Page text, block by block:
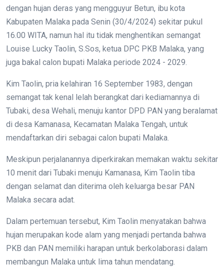
dengan hujan deras yang mengguyur Betun, ibu kota
Kabupaten Malaka pada Senin (30/4/2024) sekitar pukul
16.00 WITA, namun hal itu tidak menghentikan semangat
Louise Lucky Taolin, S.Sos, ketua DPC PKB Malaka, yang
juga bakal calon bupati Malaka periode 2024 - 2029.
Kim Taolin, pria kelahiran 16 September 1983, dengan
semangat tak kenal lelah berangkat dari kediamannya di
Tubaki, desa Wehali, menuju kantor DPD PAN yang beralamat
di desa Kamanasa, Kecamatan Malaka Tengah, untuk
mendaftarkan diri sebagai calon bupati Malaka.
Meskipun perjalanannya diperkirakan memakan waktu sekitar
10 menit dari Tubaki menuju Kamanasa, Kim Taolin tiba
dengan selamat dan diterima oleh keluarga besar PAN
Malaka secara adat.
Dalam pertemuan tersebut, Kim Taolin menyatakan bahwa
hujan merupakan kode alam yang menjadi pertanda bahwa
PKB dan PAN memiliki harapan untuk berkolaborasi dalam
membangun Malaka untuk lima tahun mendatang.